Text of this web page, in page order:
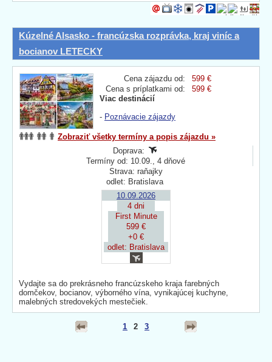
Kúzelné Alsasko - francúzska rozprávka, kraj viníc a
bocianov LETECKY
Cena zájazdu od:
599 €
Cena s príplatkami od:
599 €
Viac destinácií
- Poznávacie zájazdy
Zobraziť všetky termíny a popis zájazdu »
Doprava:
Termíny od: 10.09., 4 dňové
Strava: raňajky
odlet: Bratislava
10.09.2026
4 dni
First Minute
599 €
+0 €
odlet: Bratislava
Vydajte sa do prekrásneho francúzskeho kraja farebných
domčekov, bocianov, výborného vína, vynikajúcej kuchyne,
malebných stredovekých mestečiek.
1 2 3